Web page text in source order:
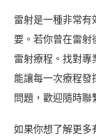
雷射是一種非常有
要。若你曾在雷射
雷射療程。找對專
能讓每一次療程發
問題，歡迎隨時聯
如果你想了解更多